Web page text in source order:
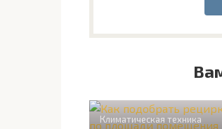
Климатическая техника